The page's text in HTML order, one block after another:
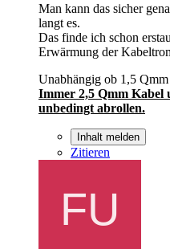
Man kann das sicher
langt es.
Das finde ich schon
Erwärmung der
Unabhängig ob 1,5
Immer 2,5 Qmm Kabel
unbedingt abrollen.
Inhalt melden
Zitieren